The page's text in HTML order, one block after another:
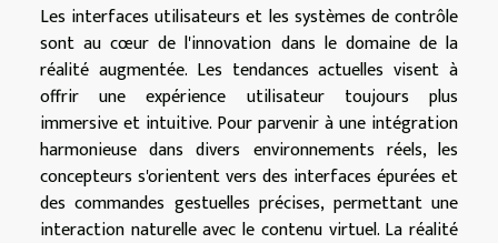
Les interfaces utilisateurs et les systèmes de contrôle
sont au cœur de l'innovation dans le domaine de la
réalité augmentée. Les tendances actuelles visent à
offrir une expérience utilisateur toujours plus
immersive et intuitive. Pour parvenir à une intégration
harmonieuse dans divers environnements réels, les
concepteurs s'orientent vers des interfaces épurées et
des commandes gestuelles précises, permettant une
interaction naturelle avec le contenu virtuel. La réalité